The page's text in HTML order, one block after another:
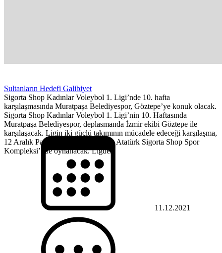
Sultanların Hedefi Galibiyet
Sigorta Shop Kadınlar Voleybol 1. Ligi’nde 10. hafta
karşılaşmasında Muratpaşa Belediyespor, Göztepe’ye konuk olacak.
Sigorta Shop Kadınlar Voleybol 1. Ligi’nin 10. Haftasında
Muratpaşa Belediyespor, deplasmanda İzmir ekibi Göztepe ile
karşılaşacak. Ligin iki güçlü takımının mücadele edeceği karşılaşma,
12 Aralık Pazar saat 17.30’da İzmir Atatürk Sigorta Shop Spor
Kompleksi’nde oynanacak. Ligde...
11.12.2021